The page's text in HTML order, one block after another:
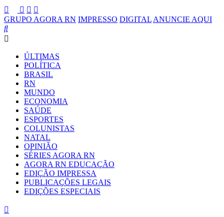
GRUPO AGORA RN IMPRESSO DIGITAL ANUNCIE AQUI
ÚLTIMAS
POLÍTICA
BRASIL
RN
MUNDO
ECONOMIA
SAÚDE
ESPORTES
COLUNISTAS
NATAL
OPINIÃO
SÉRIES AGORA RN
AGORA RN EDUCAÇÃO
EDIÇÃO IMPRESSA
PUBLICAÇÕES LEGAIS
EDIÇÕES ESPECIAIS